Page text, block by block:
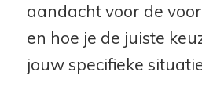
aandacht voor de
en hoe je de juiste
jouw specifieke